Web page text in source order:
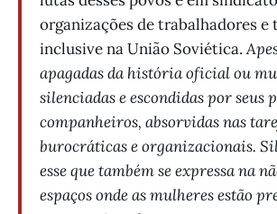
organizações de trabalhadores e
inclusive na União Soviética.
apagadas da história oficial ou
silenciadas e escondidas por seus
companheiros, absorvidas nas
burocráticas e organizacionais.
esse que também se expressa na
espaços onde as mulheres estão